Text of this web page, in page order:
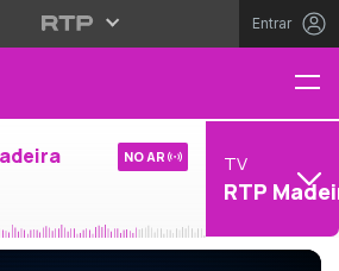
Entrar
NO AR TV
RTP